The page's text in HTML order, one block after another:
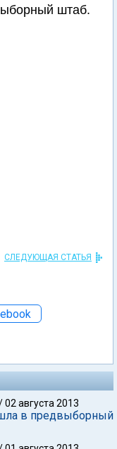
штаб.
СЛЕДУЮЩАЯ СТАТЬЯ
02 августа 2013
в предвыборный